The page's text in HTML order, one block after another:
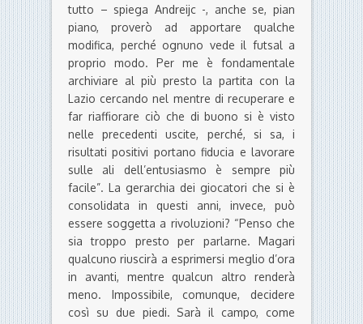
tutto – spiega Andreijc -, anche se, pian
piano, proverò ad apportare qualche
modifica, perché ognuno vede il futsal a
proprio modo. Per me è fondamentale
archiviare al più presto la partita con la
Lazio cercando nel mentre di recuperare e
far riaffiorare ciò che di buono si è visto
nelle precedenti uscite, perché, si sa, i
risultati positivi portano fiducia e lavorare
sulle ali dell’entusiasmo è sempre più
facile”. La gerarchia dei giocatori che si è
consolidata in questi anni, invece, può
essere soggetta a rivoluzioni? “Penso che
sia troppo presto per parlarne. Magari
qualcuno riuscirà a esprimersi meglio d’ora
in avanti, mentre qualcun altro renderà
meno. Impossibile, comunque, decidere
così su due piedi. Sarà il campo, come